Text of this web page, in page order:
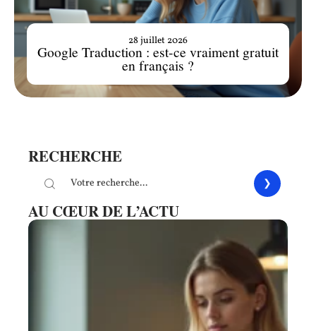
Google Traduction : est-ce vraiment gratuit
en français ?
28 juillet 2026
RECHERCHE
AU CŒUR DE L’ACTU